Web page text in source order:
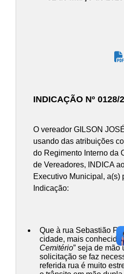
INDICAÇÃO Nº 0128/
O vereador GILSON
usando das atribuições
do Regimento Interno da
de Vereadores, INDICA
Executivo Municipal, a(s)
Indicação:
Que à rua Sebastião
cidade, mais conhecida
Cemitério” seja de mão
solicitação se faz
referida rua é muito